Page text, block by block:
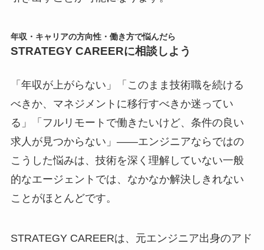
年収・キャリアの方向性・働き方で悩んだら
STRATEGY CAREERに相談しよう
「年収が上がらない」「このまま技術職を続ける
べきか、マネジメントに移行すべきか迷ってい
る」「フルリモートで働きたいけど、条件の良い
求人が見つからない」――エンジニアならではの
こうした悩みは、技術を深く理解していない一般
的なエージェントでは、なかなか解決しきれない
ことがほとんどです。
STRATEGY CAREERは、元エンジニア出身のアド